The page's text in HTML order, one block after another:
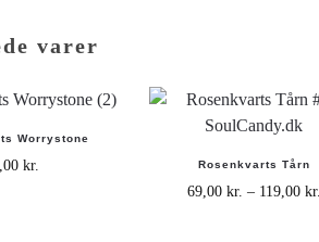
varer
Worrystone
kr. Rosenkvarts Tårn
69,00 kr. – 119,00 kr.